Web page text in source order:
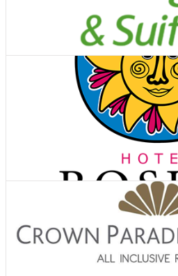
Hoteles
Ver
Hoteles
Ver